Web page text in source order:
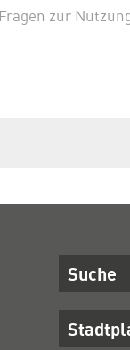
Fragen zur
Suche